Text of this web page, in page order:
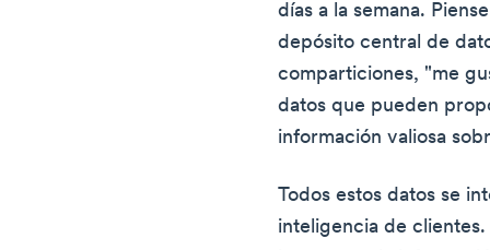
días a la semana.
depósito central de
comparticiones, "me
datos que pueden
información valiosa
Todos estos datos se
inteligencia de clientes.